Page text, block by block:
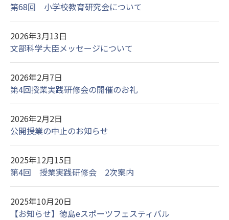
第68回 小学校教育研究会について
2026年3月13日
文部科学大臣メッセージについて
2026年2月7日
第4回授業実践研修会の開催のお礼
2026年2月2日
公開授業の中止のお知らせ
2025年12月15日
第4回 授業実践研修会 2次案内
2025年10月20日
【お知らせ】徳島eスポーツフェスティバル